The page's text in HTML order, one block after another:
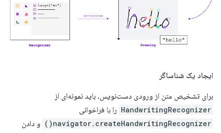
ایجاد یک شناساگر
برای تشخیص متن از ورودی دست‌نویس، باید نمونه‌ای از
HandwritingRecognizer را با فراخوانی
navigator.createHandwritingRecognizer()
و دادن